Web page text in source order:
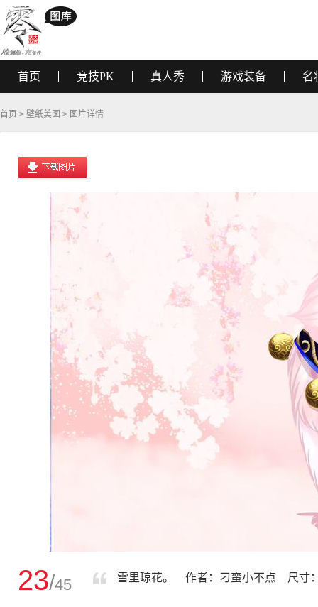
首页 竞技PK 真人秀 游戏装备 名
首页 > 壁纸美图 > 图片详情
23/45 雪里琼花。 作者：刁蛮小不点 尺寸：